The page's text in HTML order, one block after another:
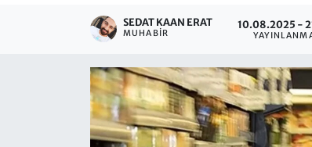
SEDAT KAAN ERAT
MUHABIR
10.08.2025 -